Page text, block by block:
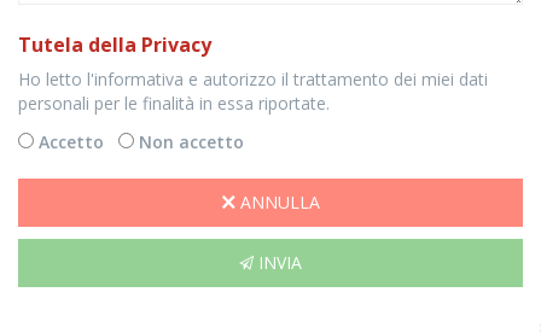
Tutela della Privacy
Ho letto l'informativa e autorizzo il trattamento dei miei dati
personali per le finalità in essa riportate.
Accetto
Non accetto
ANNULLA
INVIA